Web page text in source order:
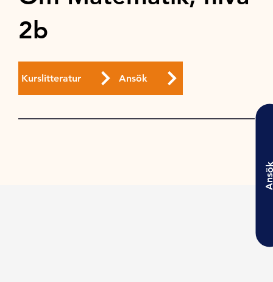
2b
Kurslitteratur Ansök